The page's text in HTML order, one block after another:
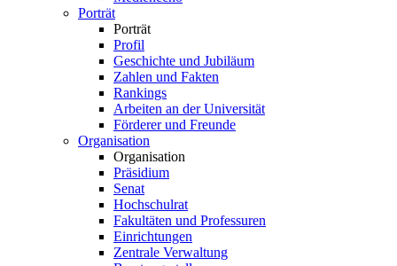
Porträt
Porträt
Profil
Geschichte und Jubiläum
Zahlen und Fakten
Rankings
Arbeiten an der Universität
Förderer und Freunde
Organisation
Organisation
Präsidium
Senat
Hochschulrat
Fakultäten und Professuren
Einrichtungen
Zentrale Verwaltung